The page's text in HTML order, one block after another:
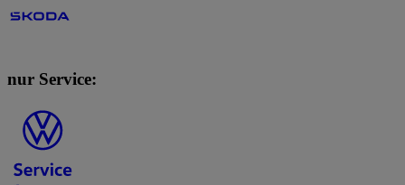
nur Service: